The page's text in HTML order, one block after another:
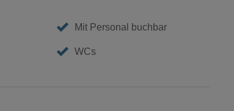
Mit Personal buchbar
WCs